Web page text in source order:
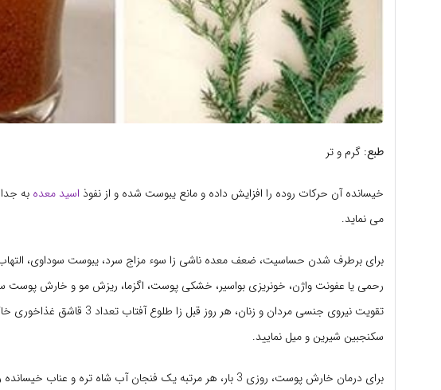
طبع: گرم و تر
خیسانده آن حرکات روده را افزایش داده و مانع یبوست شده و از نفوذ اسید معده به
می نماید.
برای برطرف شدن حساسیت، ضعف معده ناشی زا سوء مزاج سرد، یبوست سوداوی،
رحمی یا عفونت واژن، خونریزی بواسیر، خشکی پوست، اگزما، ریزش مو و خارش
تقویت نیروی جنسی مردان و زنان، هر روز قبل
سکنجبین شیرین و میل نمایید.
برای درمان خارش پوست، روزی 3 بار، هر مرتبه یک فنجان آب شاه تره و